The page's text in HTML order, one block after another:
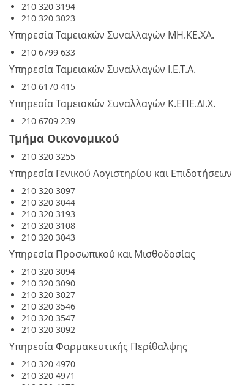
210 320 3194
210 320 3023
Υπηρεσία Ταμειακών Συναλλαγών MH.KE.XA.
210 6799 633
Υπηρεσία Ταμειακών Συναλλαγών Ι.Ε.Τ.Α.
210 6170 415
Υπηρεσία Ταμειακών Συναλλαγών K.ΕΠΕ.ΔΙ.Χ.
210 6709 239
Τμήμα Οικονομικού
210 320 3255
Υπηρεσία Γενικού Λογιστηρίου και Επιδοτήσεων
210 320 3097
210 320 3044
210 320 3193
210 320 3108
210 320 3043
Υπηρεσία Προσωπικού και Μισθοδοσίας
210 320 3094
210 320 3090
210 320 3027
210 320 3546
210 320 3547
210 320 3092
Υπηρεσία Φαρμακευτικής Περίθαλψης
210 320 4970
210 320 4971